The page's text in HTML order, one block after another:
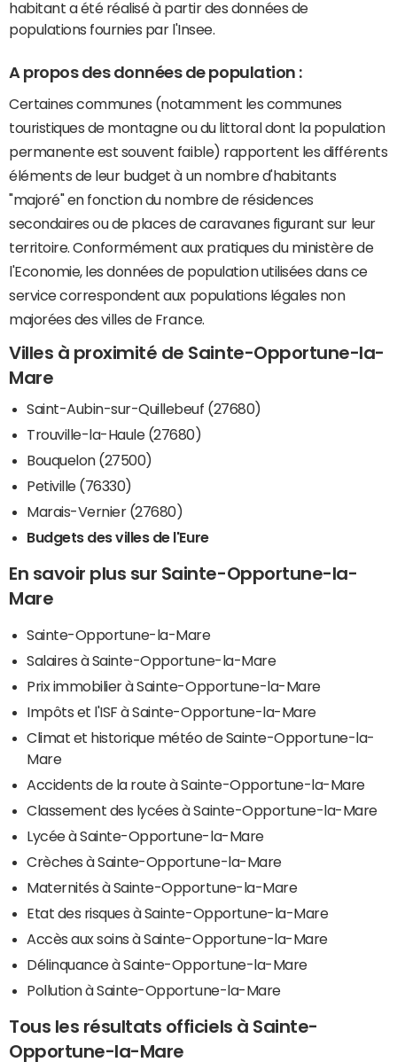
habitant a été réalisé à partir des données de
populations fournies par l'Insee.
A propos des données de population :
Certaines communes (notamment les communes
touristiques de montagne ou du littoral dont la population
permanente est souvent faible) rapportent les différents
éléments de leur budget à un nombre d'habitants
"majoré" en fonction du nombre de résidences
secondaires ou de places de caravanes figurant sur leur
territoire. Conformément aux pratiques du ministère de
l'Economie, les données de population utilisées dans ce
service correspondent aux populations légales non
majorées des villes de France.
Villes à proximité de Sainte-Opportune-la-
Mare
Saint-Aubin-sur-Quillebeuf (27680)
Trouville-la-Haule (27680)
Bouquelon (27500)
Petiville (76330)
Marais-Vernier (27680)
Budgets des villes de l'Eure
En savoir plus sur Sainte-Opportune-la-
Mare
Sainte-Opportune-la-Mare
Salaires à Sainte-Opportune-la-Mare
Prix immobilier à Sainte-Opportune-la-Mare
Impôts et l'ISF à Sainte-Opportune-la-Mare
Climat et historique météo de Sainte-Opportune-la-
Mare
Accidents de la route à Sainte-Opportune-la-Mare
Classement des lycées à Sainte-Opportune-la-Mare
Lycée à Sainte-Opportune-la-Mare
Crèches à Sainte-Opportune-la-Mare
Maternités à Sainte-Opportune-la-Mare
Etat des risques à Sainte-Opportune-la-Mare
Accès aux soins à Sainte-Opportune-la-Mare
Délinquance à Sainte-Opportune-la-Mare
Pollution à Sainte-Opportune-la-Mare
Tous les résultats officiels à Sainte-
Opportune-la-Mare